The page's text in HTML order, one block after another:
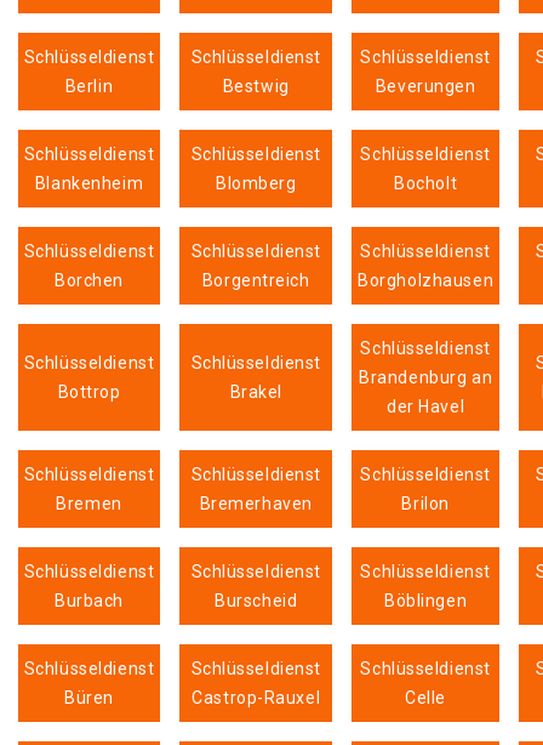
Schlüsseldienst
Berlin
Schlüsseldienst
Bestwig
Schlüsseldienst
Beverungen
Schlüsseldienst
Blankenheim
Schlüsseldienst
Blomberg
Schlüsseldienst
Bocholt
Schlüsseldienst
Borchen
Schlüsseldienst
Borgentreich
Schlüsseldienst
Borgholzhausen
Schlüsseldienst
Bottrop
Schlüsseldienst
Brakel
Schlüsseldienst
Brandenburg an
der Havel
Schlüsseldienst
Bremen
Schlüsseldienst
Bremerhaven
Schlüsseldienst
Brilon
Schlüsseldienst
Burbach
Schlüsseldienst
Burscheid
Schlüsseldienst
Böblingen
Schlüsseldienst
Büren
Schlüsseldienst
Castrop-Rauxel
Schlüsseldienst
Celle